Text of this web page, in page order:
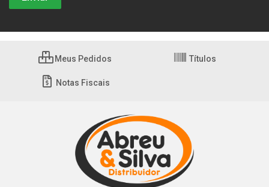
Meus Pedidos Títulos
Notas Fiscais